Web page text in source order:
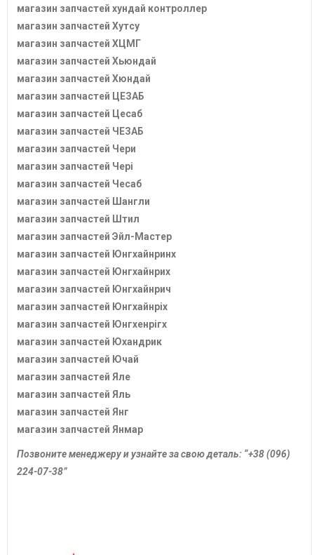
магазин запчастей хундай контроллер
магазин запчастей Хутсу
магазин запчастей ХЦМГ
магазин запчастей Хьюндай
магазин запчастей Хюндай
магазин запчастей ЦЕЗАБ
магазин запчастей Цесаб
магазин запчастей ЧЕЗАБ
магазин запчастей Чери
магазин запчастей Чері
магазин запчастей Чесаб
магазин запчастей Шангли
магазин запчастей Штил
магазин запчастей Эйл-Мастер
магазин запчастей Юнгхайнринх
магазин запчастей Юнгхайнрих
магазин запчастей Юнгхайнрич
магазин запчастей Юнгхайнріх
магазин запчастей Юнгхенрігх
магазин запчастей Юхандрик
магазин запчастей Ючай
магазин запчастей Яле
магазин запчастей Яль
магазин запчастей Янг
магазин запчастей Янмар
Позвоните менеджеру и узнайте за свою деталь: “+38 (096)
224-07-38”